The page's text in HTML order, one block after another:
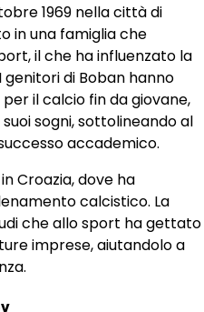
1969 nella città di
in una famiglia che
il che ha influenzato la
di Boban hanno
il calcio fin da giovane,
sogni, sottolineando al
accademico.
Croazia, dove ha
calcistico. La
che allo sport ha gettato
imprese, aiutandolo a